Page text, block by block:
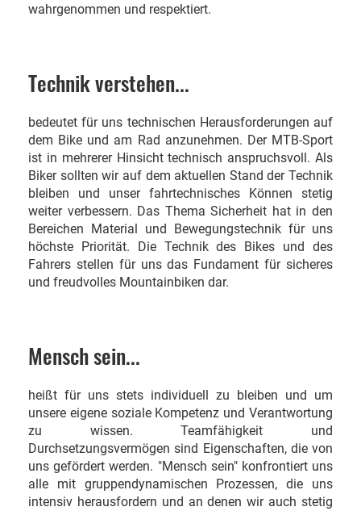
wahrgenommen und respektiert.
Technik verstehen...
bedeutet für uns technischen Herausforderungen auf
dem Bike und am Rad anzunehmen. Der MTB-Sport
ist in mehrerer Hinsicht technisch anspruchsvoll. Als
Biker sollten wir auf dem aktuellen Stand der Technik
bleiben und unser fahrtechnisches Können stetig
weiter verbessern. Das Thema Sicherheit hat in den
Bereichen Material und Bewegungstechnik für uns
höchste Priorität. Die Technik des Bikes und des
Fahrers stellen für uns das Fundament für sicheres
und freudvolles Mountainbiken dar.
Mensch sein...
heißt für uns stets individuell zu bleiben und um
unsere eigene soziale Kompetenz und Verantwortung
zu wissen. Teamfähigkeit und
Durchsetzungsvermögen sind Eigenschaften, die von
uns gefördert werden. "Mensch sein" konfrontiert uns
alle mit gruppendynamischen Prozessen, die uns
intensiv herausfordern und an denen wir auch stetig